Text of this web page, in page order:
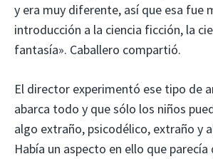
y era muy diferente, así que esa fue
introducción a la ciencia ficción, la
fantasía». Caballero compartió.
El director experimentó ese tipo de
abarca todo y que sólo los niños
algo extraño, psicodélico, extraño y
Había un aspecto en ello que parecía